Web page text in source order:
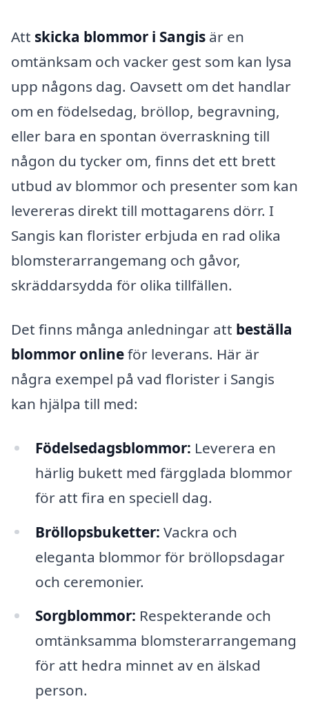
Att skicka blommor i Sangis är en
omtänksam och vacker gest som kan lysa
upp någons dag. Oavsett om det handlar
om en födelsedag, bröllop, begravning,
eller bara en spontan överraskning till
någon du tycker om, finns det ett brett
utbud av blommor och presenter som kan
levereras direkt till mottagarens dörr. I
Sangis kan florister erbjuda en rad olika
blomsterarrangemang och gåvor,
skräddarsydda för olika tillfällen.
Det finns många anledningar att beställa
blommor onlineför leverans. Här är
några exempel på vad florister i Sangis
kan hjälpa till med:
Födelsedagsblommor: Leverera en
härlig bukett med färgglada blommor
för att fira en speciell dag.
Bröllopsbuketter: Vackra och
eleganta blommor för bröllopsdagar
och ceremonier.
Sorgblommor: Respekterande och
omtänksamma blomsterarrangemang
för att hedra minnet av en älskad
person.